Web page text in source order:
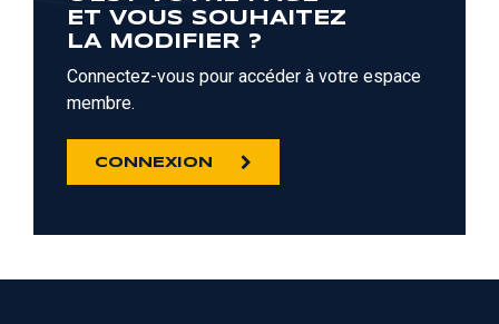
ET VOUS SOUHAITEZ
LA MODIFIER ?
Connectez-vous pour accéder à votre espace
membre.
CONNEXION